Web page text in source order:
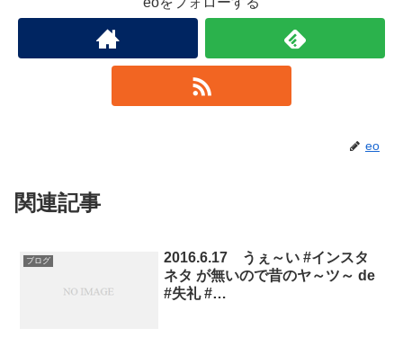
eo
関連記事
ブログ
2016.6.17 うぇ～い #インスタ
ネタ が無いので昔のヤ～ツ～ de
#失礼 #…